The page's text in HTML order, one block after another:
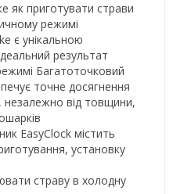
як приготувати страви
режимі
є унікальною
результат
Багатоточковий
точне досягнення
незалежно від товщини,
EasyClock містить
установку
страву в холодну